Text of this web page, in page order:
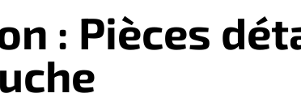
: Pièces